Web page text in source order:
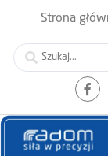
Strona